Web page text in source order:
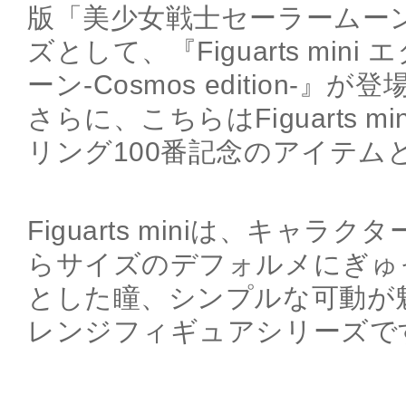
版「美少女戦士セーラームー
ズとして、『Figuarts mini
ーン-Cosmos edition-』が登
さらに、こちらはFiguarts
リング100番記念のアイテム
Figuarts miniは、キャラクタ
らサイズのデフォルメにぎ
とした瞳、シンプルな可動
レンジフィギュアシリーズで